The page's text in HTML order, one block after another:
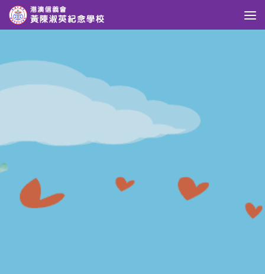
Skip to content